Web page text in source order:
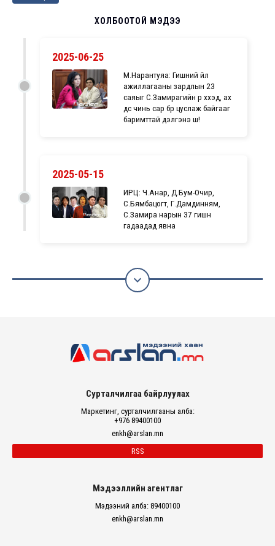
ХОЛБООТОЙ МЭДЭЭ
2025-06-25
М.Нарантуяа: Гишүүний үйл
ажиллагааны зардлын 23
саяыг С.Замирагийн үр хүүхэд, ах
дүүс чинь сар бүр цуслаж байгааг
баримттай дэлгэнэ шүү!
2025-05-15
ИРЦ: Ч.Анар, Д.Бум-Очир,
С.Бямбацогт, Г.Дамдинням,
С.Замира нарын 37 гишүүн
гадаадад явна

Сурталчилгаа байрлуулах
Маркетинг, сурталчилгааны алба:
+976 89400100
enkh@arslan.mn
RSS
Мэдээллийн агентлаг
Мэдээний алба: 89400100
enkh@arslan.mn